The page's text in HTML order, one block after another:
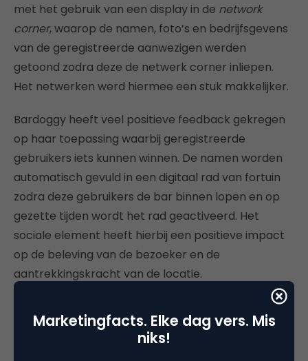
met het gebruik van een display in de network
corner, waarop de namen, foto’s en bedrijfsgevens
van de geregistreerde aanwezigen werden
getoond zodra deze de netwerk corner inliepen.
Het netwerken werd hiermee een stuk makkelijker.
Bardoggy heeft veel positieve feedback gekregen
op haar toepassing waarbij geregistreerde
gebruikers iets kunnen winnen. De namen worden
automatisch gevuld in een digitaal rad van fortuin
zodra deze gebruikers de bar binnen lopen en op
gezette tijden wordt het rad geactiveerd. Het
sociale element heeft hierbij een positieve impact
op de beleving van de bezoeker en de
aantrekkingskracht van de locatie.
Dynamic signage: de persoonlijke
supermarkt
Marketingfacts. Elke dag vers. Mis
niks!